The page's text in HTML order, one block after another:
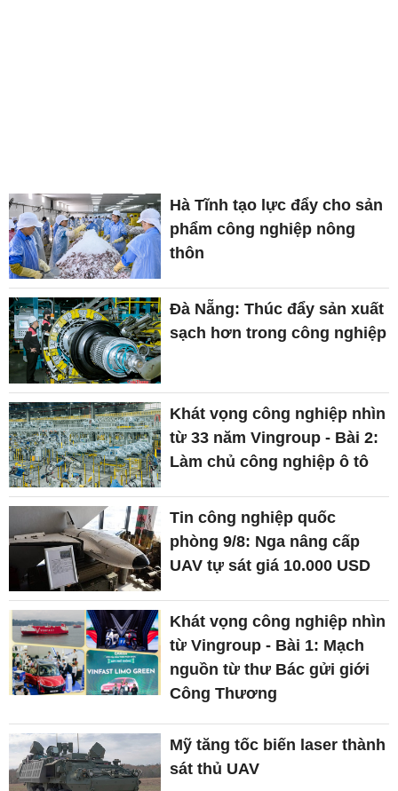
Hà Tĩnh tạo lực đẩy cho sản
phẩm công nghiệp nông
thôn
Đà Nẵng: Thúc đẩy sản xuất
sạch hơn trong công nghiệp
Khát vọng công nghiệp nhìn
từ 33 năm Vingroup - Bài 2:
Làm chủ công nghiệp ô tô
Tin công nghiệp quốc
phòng 9/8: Nga nâng cấp
UAV tự sát giá 10.000 USD
Khát vọng công nghiệp nhìn
từ Vingroup - Bài 1: Mạch
nguồn từ thư Bác gửi giới
Công Thương
Mỹ tăng tốc biến laser thành
sát thủ UAV